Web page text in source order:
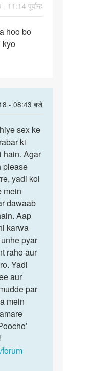
11:14 पूर्वान्ह
hoo bo
kyo
- 08:43 बजे
sex ke
ki
hain. Agar
please
yadi koi
mein
dawaab
Aap
karwa
pyar
raho aur
Yadi
aur
par
mein